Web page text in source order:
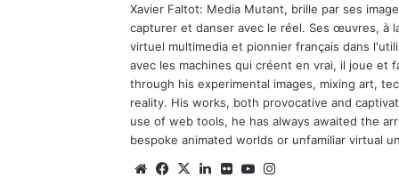
Xavier Faltot: Media Mutant, brille par ses
capturer et danser avec le réel. Ses œuvres, à
virtuel multimedia et pionnier français dans
avec les machines qui créent en vrai, il joue et
through his experimental images, mixing art,
reality. His works, both provocative and
use of web tools, he has always awaited the
bespoke animated worlds or unfamiliar virtual
We Fa
X
Lin Fli Yo